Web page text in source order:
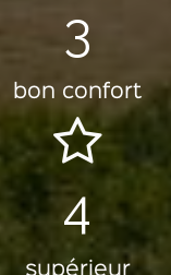
3
bon confort
4
supérieur